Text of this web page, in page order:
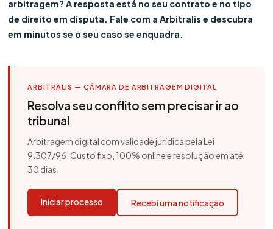
arbitragem? A resposta está no seu contrato e no tipo
de direito em disputa. Fale com a Arbitralis e descubra
em minutos se o seu caso se enquadra.
ARBITRALIS — CÂMARA DE ARBITRAGEM DIGITAL
Resolva seu conflito sem precisar ir ao
tribunal
Arbitragem digital com validade jurídica pela Lei
9.307/96. Custo fixo, 100% online e resolução em até
30 dias.
Iniciar processo Recebi uma notificação